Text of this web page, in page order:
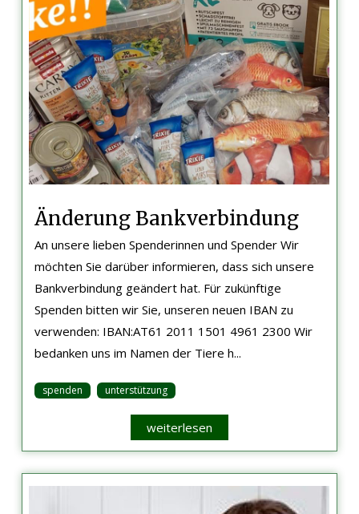
Änderung Bankverbindung
An unsere lieben Spenderinnen und Spender Wir
möchten Sie darüber informieren, dass sich unsere
Bankverbindung geändert hat. Für zukünftige
Spenden bitten wir Sie, unseren neuen IBAN zu
verwenden: IBAN:AT61 2011 1501 4961 2300 Wir
bedanken uns im Namen der Tiere h...
spenden unterstützung
weiterlesen